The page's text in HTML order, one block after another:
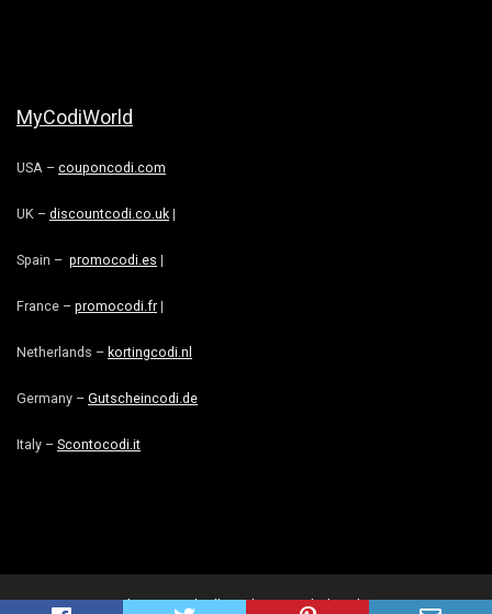
MyCodiWorld
USA – couponcodi.com
UK – discountcodi.co.uk |
Spain – promocodi.es |
France – promocodi.fr |
Netherlands – kortingcodi.nl
Germany – Gutscheincodi.de
Italy – Scontocodi.it
@kortingcodi Alle rechten voorbehouden.